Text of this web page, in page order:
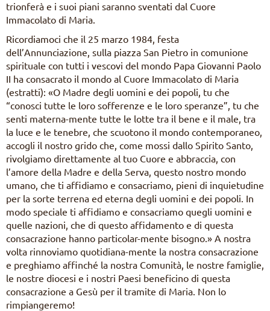
trionferà e i suoi piani saranno sventati dal Cuore
Immacolato di Maria.
Ricordiamoci che il 25 marzo 1984, festa
dell’Annunciazione, sulla piazza San Pietro in comunione
spirituale con tutti i vescovi del mondo Papa Giovanni Paolo
II ha consacrato il mondo al Cuore Immacolato di Maria
(estratti): «O Madre degli uomini e dei popoli, tu che
“conosci tutte le loro sofferenze e le loro speranze”, tu che
senti materna-mente tutte le lotte tra il bene e il male, tra
la luce e le tenebre, che scuotono il mondo contemporaneo,
accogli il nostro grido che, come mossi dallo Spirito Santo,
rivolgiamo direttamente al tuo Cuore e abbraccia, con
l’amore della Madre e della Serva, questo nostro mondo
umano, che ti affidiamo e consacriamo, pieni di inquietudine
per la sorte terrena ed eterna degli uomini e dei popoli. In
modo speciale ti affidiamo e consacriamo quegli uomini e
quelle nazioni, che di questo affidamento e di questa
consacrazione hanno particolar-mente bisogno.» A nostra
volta rinnoviamo quotidiana-mente la nostra consacrazione
e preghiamo affinché la nostra Comunità, le nostre famiglie,
le nostre diocesi e i nostri Paesi beneficino di questa
consacrazione a Gesù per il tramite di Maria. Non lo
rimpiangeremo!